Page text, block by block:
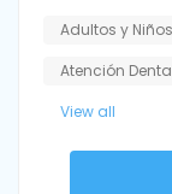
Adultos y Niños
Atención
View all